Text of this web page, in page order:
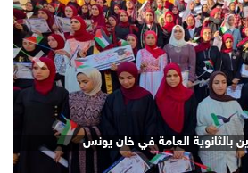
جنوب غرب جنين
المغير
بالثانوية العامة في خان يونس